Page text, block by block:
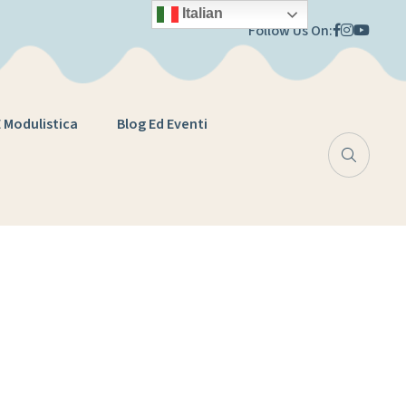
Follow Us On:
Modulistica Blog Ed Eventi
Italian